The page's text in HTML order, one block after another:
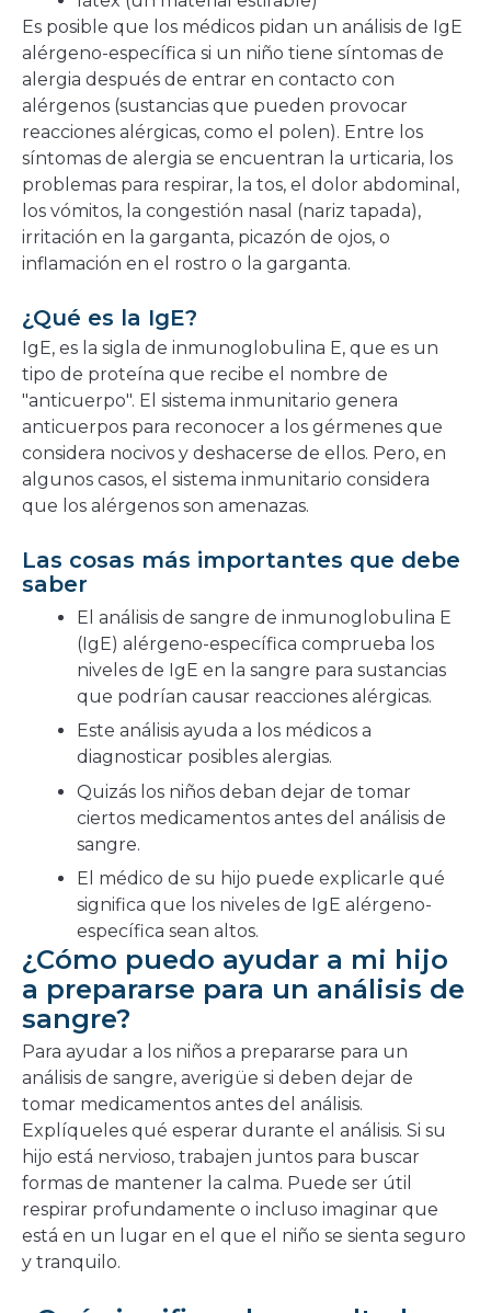
Es posible que los médicos pidan un análisis de IgE
alérgeno-específica si un niño tiene síntomas de
alergia después de entrar en contacto con
alérgenos (sustancias que pueden provocar
reacciones alérgicas, como el polen). Entre los
síntomas de alergia se encuentran la urticaria, los
problemas para respirar, la tos, el dolor abdominal,
los vómitos, la congestión nasal (nariz tapada),
irritación en la garganta, picazón de ojos, o
inflamación en el rostro o la garganta.
¿Qué es la IgE?
IgE, es la sigla de inmunoglobulina E, que es un
tipo de proteína que recibe el nombre de
"anticuerpo". El sistema inmunitario genera
anticuerpos para reconocer a los gérmenes que
considera nocivos y deshacerse de ellos. Pero, en
algunos casos, el sistema inmunitario considera
que los alérgenos son amenazas.
Las cosas más importantes que debe
saber
El análisis de sangre de inmunoglobulina E
(IgE) alérgeno-específica comprueba los
niveles de IgE en la sangre para sustancias
que podrían causar reacciones alérgicas.
Este análisis ayuda a los médicos a
diagnosticar posibles alergias.
Quizás los niños deban dejar de tomar
ciertos medicamentos antes del análisis de
sangre.
El médico de su hijo puede explicarle qué
significa que los niveles de IgE alérgeno-
específica sean altos.
¿Cómo puedo ayudar a mi hijo
a prepararse para un análisis de
sangre?
Para ayudar a los niños a prepararse para un
análisis de sangre, averigüe si deben dejar de
tomar medicamentos antes del análisis.
Explíqueles qué esperar durante el análisis. Si su
hijo está nervioso, trabajen juntos para buscar
formas de mantener la calma. Puede ser útil
respirar profundamente o incluso imaginar que
está en un lugar en el que el niño se sienta seguro
y tranquilo.